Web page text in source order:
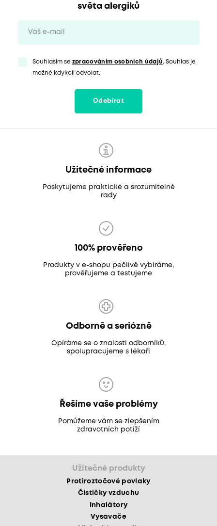
světa alergiků
Souhlasím se zpracováním osobních údajů. Souhlas je
možné kdykoli odvolat.
Odebírat
Užitečné informace
Poskytujeme praktické a srozumitelné
rady
100% prověřeno
Produkty v e-shopu pečlivě vybíráme,
prověřujeme a testujeme
Odborně a seriózně
Opíráme se o znalosti odborníků,
spolupracujeme s lékaři
Řešíme vaše problémy
Pomůžeme vám se zlepšením
zdravotních potíží
Užitečné produkty
Protiroztočové povlaky
Čističky vzduchu
Inhalátory
Vysavače